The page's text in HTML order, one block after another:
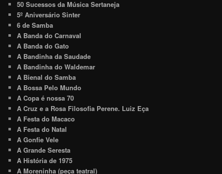
50 Sucessos da Música Sertaneja
5º Aniversário Sinter
6 de Samba
A Banda do Carnaval
A Banda do Gato
A Bandinha da Saudade
A Bandinha do Waldemar
A Bienal do Samba
A Bossa Pelo Mundo
A Copa é nossa 70
A Cruz e a Rosa Filosofia Perene. Luiz Eça
A Festa do Macaco
A Festa do Natal
A Gonfie Vele
A Grande Seresta
A História de 1975
A Moreninha (peça teatral)